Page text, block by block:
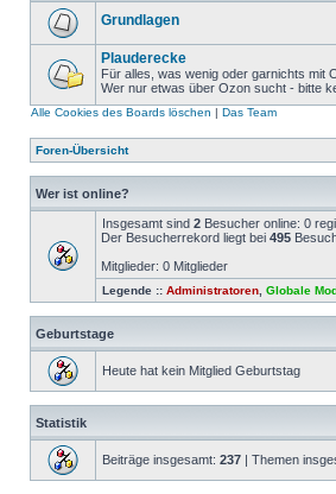
Grundlagen
Plauderecke
Für alles, was wenig oder garnichts mit
Wer nur etwas über Ozon sucht - bitte
Alle Cookies des Boards löschen | Das Team
Foren-Übersicht
Wer ist online?
Insgesamt sind 2 Besucher online: 0
Der Besucherrekord liegt bei 495
Mitglieder: 0 Mitglieder
Legende :: Administratoren Globale
Geburtstage
Heute hat kein Mitglied Geburtstag
Statistik
Beiträge insgesamt: 237 | Themen